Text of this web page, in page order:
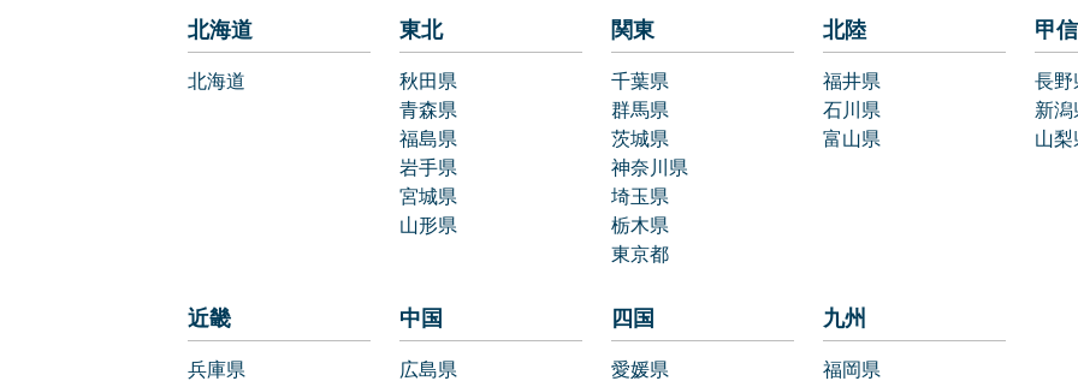
北海道
北海道
東北
秋田県
青森県
福島県
岩手県
宮城県
山形県
関東
千葉県
群馬県
茨城県
神奈川県
埼玉県
栃木県
東京都
北陸
福井県
石川県
富山県
甲
長野
新潟
山梨
近畿
兵庫県
中国
広島県
四国
愛媛県
九州
福岡県